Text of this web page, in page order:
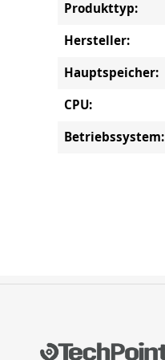
Produkttyp:
Hersteller:
Hauptspeicher:
CPU:
Betriebssystem: